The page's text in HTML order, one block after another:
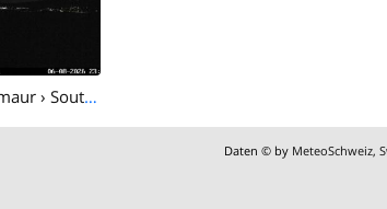
Steinmaur › South: Regensberg
Daten © by MeteoSchweiz,